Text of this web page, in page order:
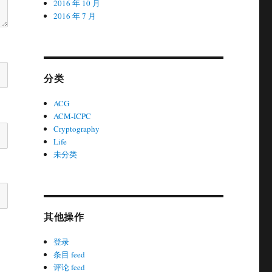
2016 年 10 月
2016 年 7 月
分类
ACG
ACM-ICPC
Cryptography
Life
未分类
其他操作
登录
条目 feed
评论 feed